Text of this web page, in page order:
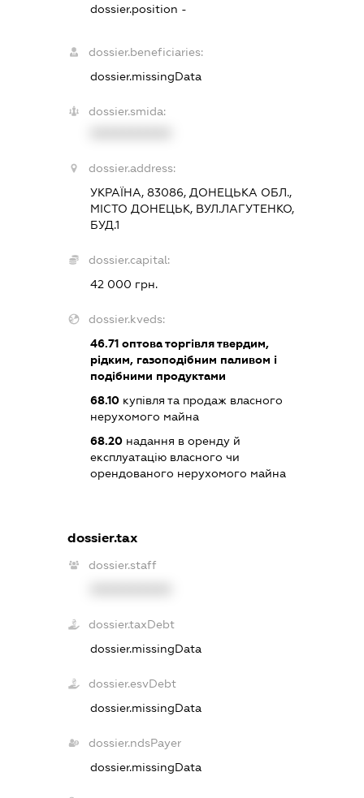
dossier.position -
dossier.beneficiaries:
dossier.missingData
dossier.smida:
dossier.address:
УКРАЇНА, 83086, ДОНЕЦЬКА ОБЛ.,
МІСТО ДОНЕЦЬК, ВУЛ.ЛАГУТЕНКО,
БУД.1
dossier.capital:
42 000 грн.
dossier.kveds:
46.71оптова торгівля твердим,
рідким, газоподібним паливом і
подібними продуктами
68.10купівля та продаж власного
нерухомого майна
68.20надання в оренду й
експлуатацію власного чи
орендованого нерухомого майна
dossier.tax
dossier.staff
dossier.taxDebt
dossier.missingData
dossier.esvDebt
dossier.missingData
dossier.ndsPayer
dossier.missingData